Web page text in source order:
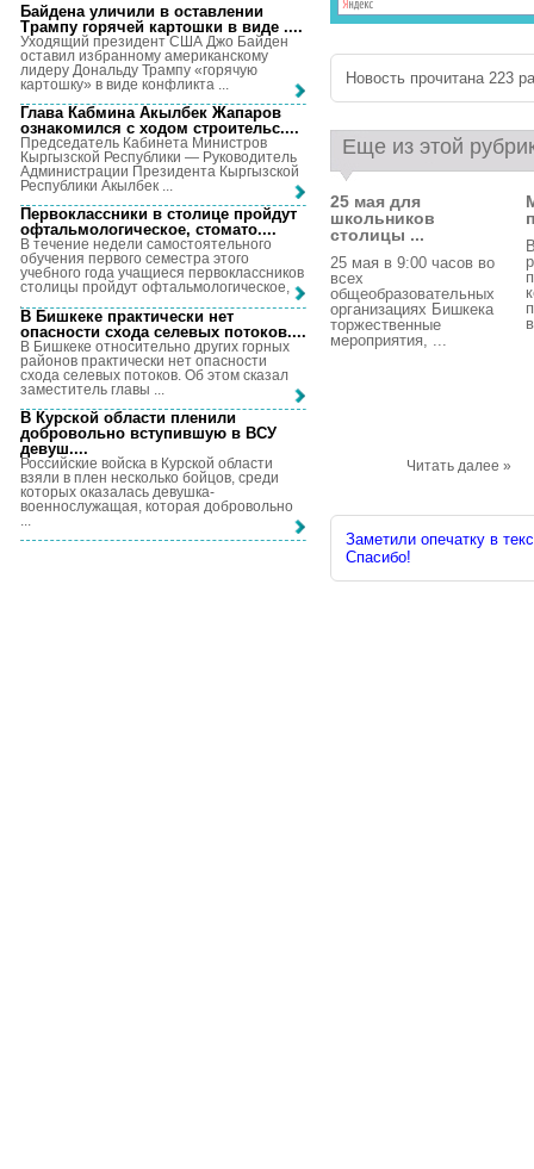
Новость прочитана 223
Еще из этой
25 мая для
школьников
столицы ...
25 мая в 9:00 часов во
всех
общеобразовательных
организациях Бишкека
торжественные
мероприятия, ...
Читать далее »
Заметили опечатку в
Спасибо!
Байдена уличили в оставлении
Трампу горячей картошки в виде ....
Уходящий президент США Джо Байден
оставил избранному американскому
лидеру Дональду Трампу «горячую
картошку» в виде конфликта ...
Глава Кабмина Акылбек Жапаров
ознакомился с ходом строительс....
Председатель Кабинета Министров
Кыргызской Республики — Руководитель
Администрации Президента Кыргызской
Республики Акылбек ...
Первоклассники в столице пройдут
офтальмологическое, стомато....
В течение недели самостоятельного
обучения первого семестра этого
учебного года учащиеся первоклассников
столицы пройдут офтальмологическое, ...
В Бишкеке практически нет
опасности схода селевых потоков....
В Бишкеке относительно других горных
районов практически нет опасности
схода селевых потоков. Об этом сказал
заместитель главы ...
В Курской области пленили
добровольно вступившую в ВСУ
девуш....
Российские войска в Курской области
взяли в плен несколько бойцов, среди
которых оказалась девушка-
военнослужащая, которая добровольно
...